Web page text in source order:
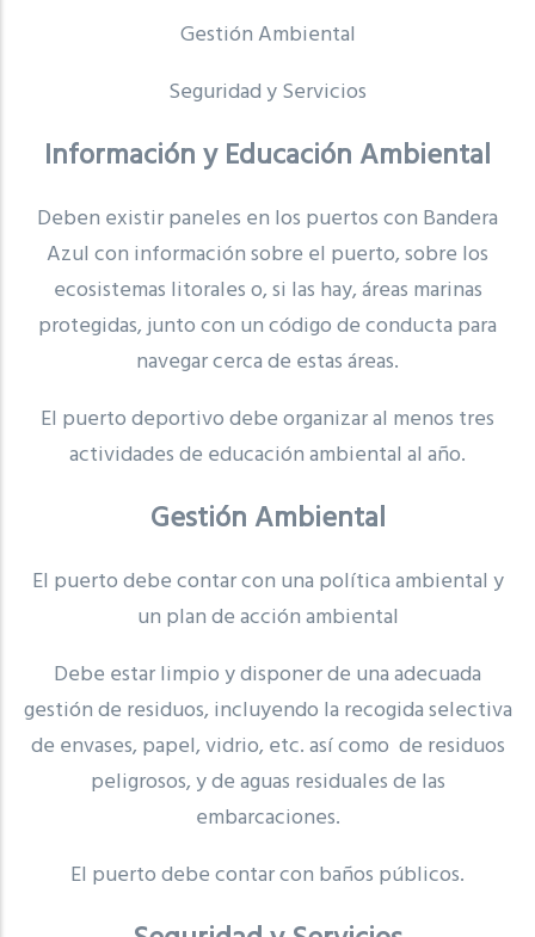
Gestión Ambiental
Seguridad y Servicios
Información y Educación Ambiental
Deben existir paneles en los puertos con Bandera
Azul con información sobre el puerto, sobre los
ecosistemas litorales o, si las hay, áreas marinas
protegidas, junto con un código de conducta para
navegar cerca de estas áreas.
El puerto deportivo debe organizar al menos tres
actividades de educación ambiental al año.
Gestión Ambiental
El puerto debe contar con una política ambiental y
un plan de acción ambiental
Debe estar limpio y disponer de una adecuada
gestión de residuos, incluyendo la recogida selectiva
de envases, papel, vidrio, etc. así como de residuos
peligrosos, y de aguas residuales de las
embarcaciones.
El puerto debe contar con baños públicos.